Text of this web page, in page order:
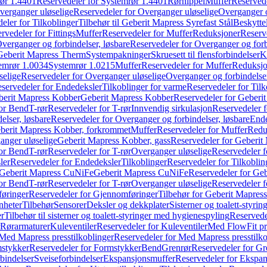
uløseligeReservedeler for Overganger uløseligeOverganger
for TilkoblingerTilbehør til Geberit Mapress Syrefast Stål
for FittingsMufferReservedeler for MufferReduksjoner
og forbindelser, løsbareReservedeler for Overganger og
Mapress ThermSystempakningerSkruesett til flensforbindelser
1.0034Systemrør 1.0215MufferReservedeler for Muffer
Reservedeler for Overganger uløseligeOverganger og
for EndedekslerTilkoblinger for varmeReservedeler for
Mapress KobberGeberit Mapress KobberReservedeler for
BendT-rørReservedeler for T-rørInnvendig sirkulasjonReservedeler
løsbareReservedeler for Overganger og forbindelser, løsbare
Mapress Kobber, forkrommetMufferReservedeler for Muffer
uløseligeGeberit Mapress Kobber, gassReservedeler for Geberit
BendT-rørReservedeler for T-rørOverganger uløseligeReservedeler
Reservedeler for EndedekslerTilkoblingerReservedeler for
Mapress CuNiFeGeberit Mapress CuNiFeReservedeler for
BendT-rørReservedeler for T-rørOverganger uløseligeReservedeler
Reservedeler for GjennomføringerTilbehør for Geberit
TilbehørSensorerDeksler og dekkplaterSisterner og toalett-
Tilbehør til sisterner og toalett-styringer med hygienespyling
RørarmaturerKuleventilerReservedeler for KuleventilerMed FlowFit
Mapress presstilkoblingerReservedeler for Med Mapress
Reservedeler for FormstykkerBendGrenrørReservedeler for
SveiseforbindelserEkspansjonsmufferReservedeler for